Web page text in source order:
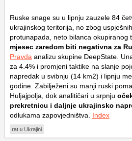
Ruske snage su u lipnju zauzele 84
ukrajinskog teritorija, no zbog
protunapada, neto bilanca okupiranog
mjesec zaredom biti negativna za
Pravda analizu skupine DeepState.
za 4.4% i promjeni taktike na slanje
napredak u svibnju (14 km2) i lipnju
godine. Zabilježeni su manji ruski
Huljajpolja, dok analitičari u srpnju
prekretnicu i daljnje ukrajinsko
odlukama zapovjedništva. Index
rat u Ukrajini